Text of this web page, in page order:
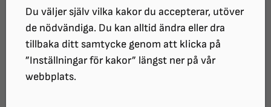
Du väljer själv vilka kakor du accepterar, utöver
de nödvändiga. Du kan alltid ändra eller dra
tillbaka ditt samtycke genom att klicka på
”Inställningar för kakor” längst ner på vår
webbplats.
Galleri Vågen, Åkersberga bibliotek, 30 aug– 26
sept
Nytorgsträffen, Stockholm, 8 – 15 december
2018